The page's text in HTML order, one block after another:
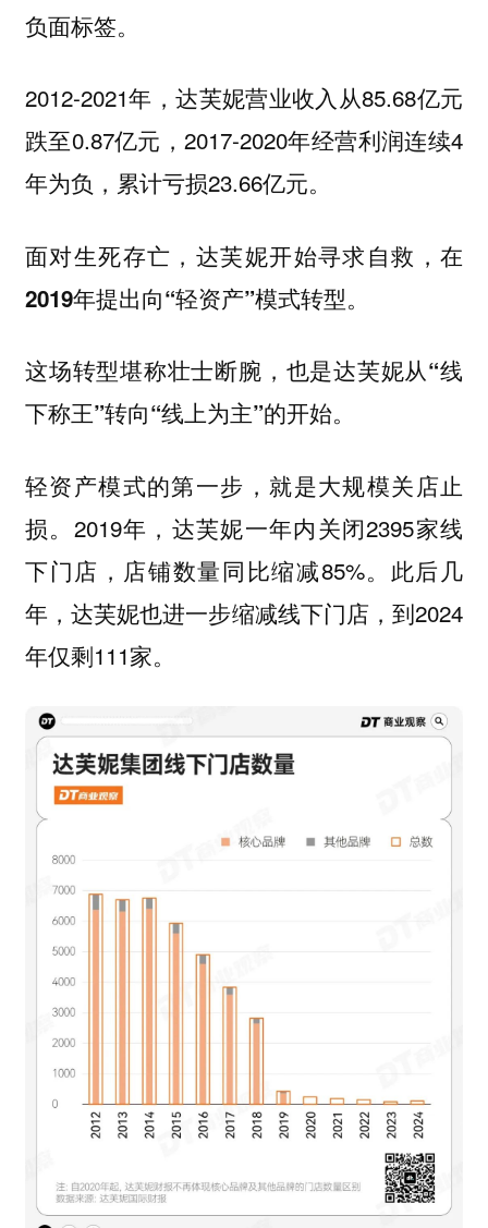
负面标签。
2012-2021年，达芙妮营业收入从85.68亿元
跌至0.87亿元，2017-2020年经营利润连续4
年为负，累计亏损23.66亿元。
面对生死存亡，达芙妮开始寻求自救，在
2019年提出向“轻资产”模式转型。
这场转型堪称壮士断腕，也是达芙妮从“线
下称王”转向“线上为主”的开始。
轻资产模式的第一步，就是大规模关店止
损。2019年，达芙妮一年内关闭2395家线
下门店，店铺数量同比缩减85%。此后几
年，达芙妮也进一步缩减线下门店，到2024
年仅剩111家。